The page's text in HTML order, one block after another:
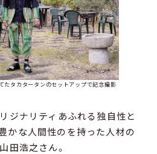
たタカタータンのセットアップで記念撮影
リジナリティあふれる独自性と
かな人間性のを持った人材の
田浩之さん。